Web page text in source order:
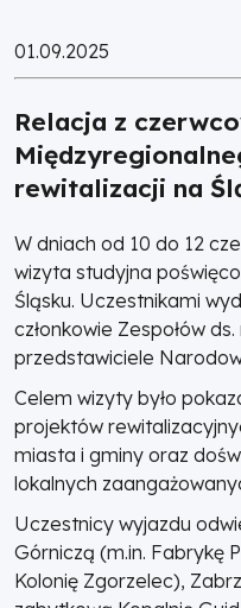
Fundusze
Europejskie
dla
01.09.2025
Relacja z
rewitalizacji na
W dniach od 10 do 12
wizyta studyjna
Śląsku. Uczestnikami
członkowie Zespołów
przedstawiciele
Celem wizyty było
projektów
miasta i gminy oraz
lokalnych
Uczestnicy wyjazdu
Górniczą (m.in. Fabrykę
Kolonię Zgorzelec),